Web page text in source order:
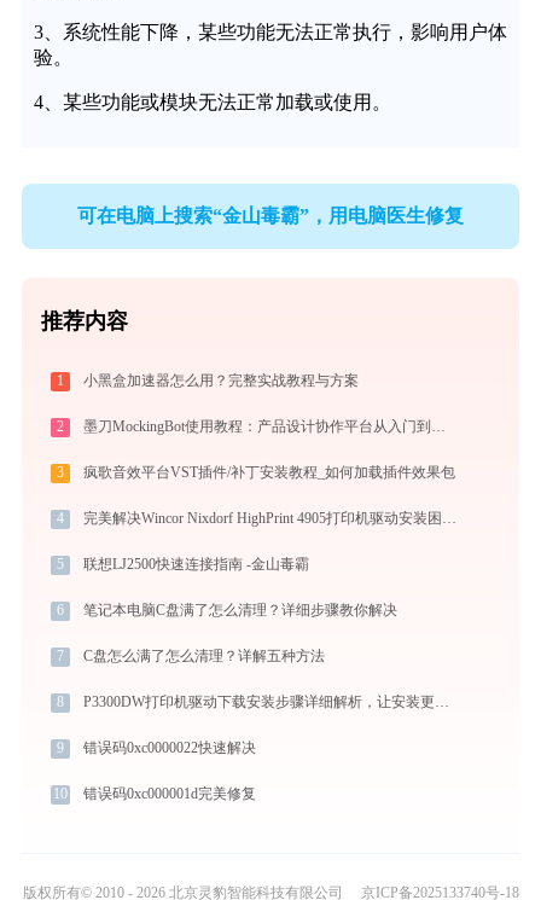
3、系统性能下降，某些功能无法正常执行，影响用户体
验。
4、某些功能或模块无法正常加载或使用。
可在电脑上搜索“金山毒霸”，用电脑医生修复
推荐内容
1 小黑盒加速器怎么用？完整实战教程与方案
2 墨刀MockingBot使用教程：产品设计协作平台从入门到精通
3 疯歌音效平台VST插件/补丁安装教程_如何加载插件效果包
4 完美解决Wincor Nixdorf HighPrint 4905打印机驱动安装困扰，全面下载安装教程
5 联想LJ2500快速连接指南 -金山毒霸
6 笔记本电脑C盘满了怎么清理？详细步骤教你解决
7 C盘怎么满了怎么清理？详解五种方法
8 P3300DW打印机驱动下载安装步骤详细解析，让安装更简单
9 错误码0xc0000022快速解决
10 错误码0xc000001d完美修复
版权所有© 2010 - 2026 北京灵豹智能科技有限公司 京ICP备2025133740号-18